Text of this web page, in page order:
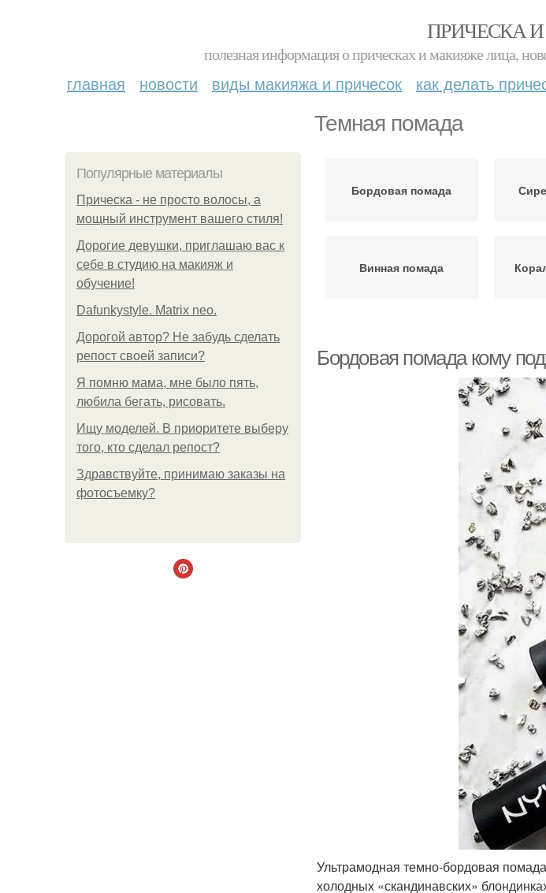
ПРИЧЕСКА
полезная информация о прическах и макияже лица,
главная новости виды макияжа и причесок как делать
Темная помада
Популярные материалы
Прическа - не просто волосы, а
мощный инструмент вашего стиля!
Дорогие девушки, приглашаю вас к
себе в студию на макияж и
обучение!
Dafunkystyle. Matrix neo.
Дорогой автор? Не забудь сделать
репост своей записи?
Я помню мама, мне было пять,
любила бегать, рисовать.
Ищу моделей. В приоритете выберу
того, кто сделал репост?
Здравствуйте, принимаю заказы на
фотосъемку?
Бордовая помада
Винная помада
Бордовая помада кому
Ультрамодная темно-бордовая
холодных «скандинавских»